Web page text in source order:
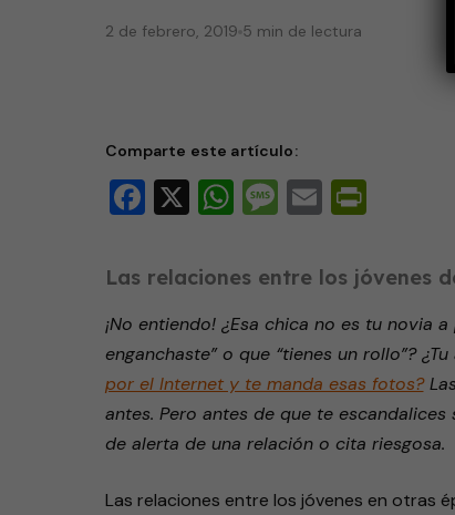
2 de febrero, 2019 5 min de lectura
Comparte este artículo:
Facebook
X WhatsApp
Message
Email
Las relaciones entre los jóvenes
¡No entiendo! ¿Esa chica no es tu novia
enganchaste” o que “tienes un rollo”?
por el Internet y te manda esas fotos?
antes. Pero antes de que te
de alerta de una relación o cita riesgosa.
Las relaciones entre los jóvenes en otras